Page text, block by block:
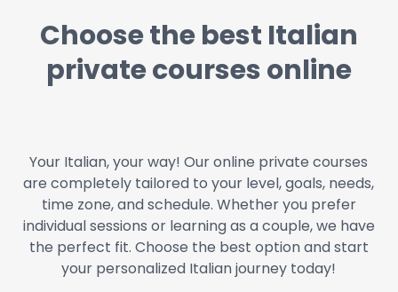
Choose the best Italian
private courses online
Your Italian, your way! Our online private courses
are completely tailored to your level, goals, needs,
time zone, and schedule. Whether you prefer
individual sessions or learning as a couple, we have
the perfect fit. Choose the best option and start
your personalized Italian journey today!